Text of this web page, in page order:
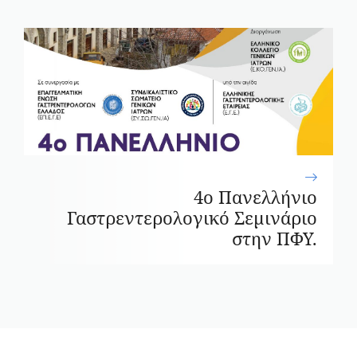
4ο Πανελλήνιο
Γαστρεντερολογικό Σεμινάριο
στην ΠΦΥ.